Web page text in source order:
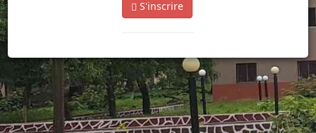
S'inscrire